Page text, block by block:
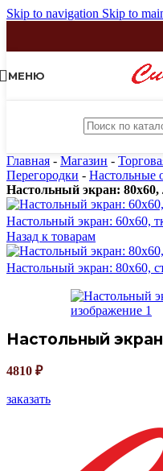
Skip to navigation Skip to
МЕНЮ
Главная - Магазин -
Перегородки - Настольные
Настольный экран:
Настольный экран: 60х60,
Назад к товарам
Настольный экран: 80х60,
Настольный
4810 ₽
заказать